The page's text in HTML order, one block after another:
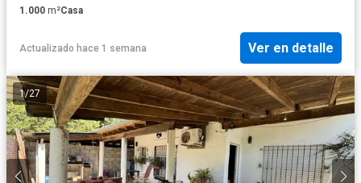
1.000 m²Casa
Actualizado hace 1 semana Ver en detalle
1/27